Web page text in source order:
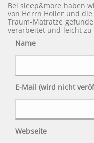
Bei sleep&more haben
von Herrn Holler und
Traum-Matratze
verarbeitet und leicht zu
Name
E-Mail (wird nicht
Webseite